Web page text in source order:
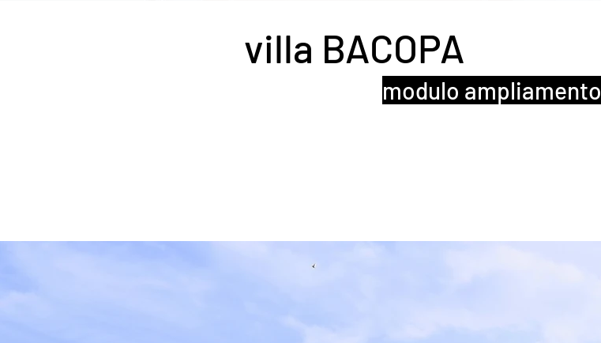
villa BACOPA
modulo ampliamento